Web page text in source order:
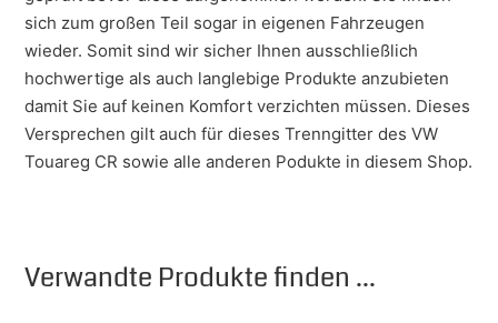
sich zum großen Teil sogar in eigenen Fahrzeugen
wieder. Somit sind wir sicher Ihnen ausschließlich
hochwertige als auch langlebige Produkte anzubieten
damit Sie auf keinen Komfort verzichten müssen. Dieses
Versprechen gilt auch für dieses Trenngitter des VW
Touareg CR sowie alle anderen Podukte in diesem Shop.
Verwandte Produkte finden ...